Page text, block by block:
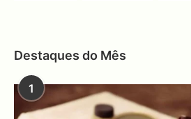
Destaques do Mês
1